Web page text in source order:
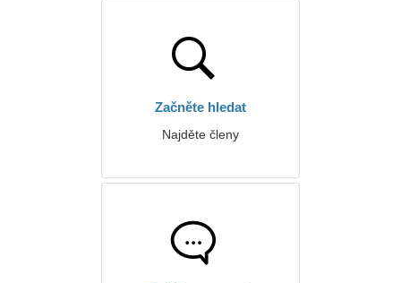
Začněte hledat
Najděte členy